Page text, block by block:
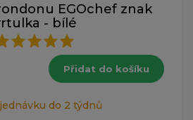
EGOchef znak
- bílé
Přidat do košíku
do 2 týdnů